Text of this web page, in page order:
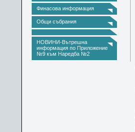
Финасова информация
Общи събрания
НОВИНИ-Вътрешна
информация по Приложение
№9 към Наредба №2